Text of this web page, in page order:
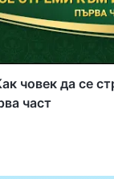
човек да се
част